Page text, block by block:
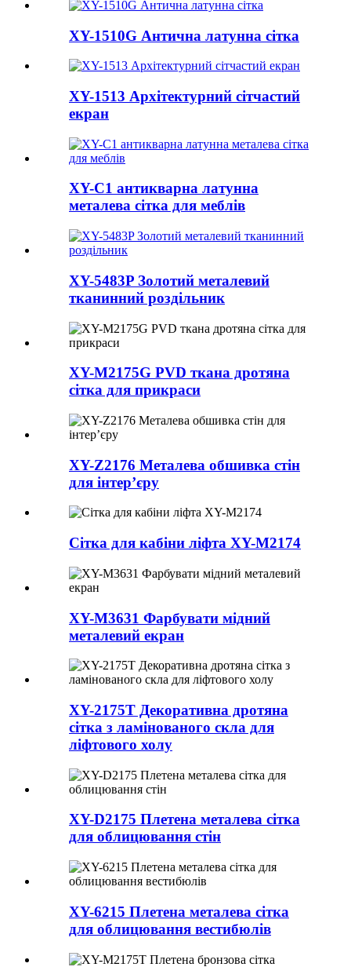
XY-1510G Антична латунна сітка
XY-1513 Архітектурний сітчастий
екран
XY-C1 антикварна латунна
металева сітка для меблів
XY-5483P Золотий металевий
тканинний роздільник
XY-M2175G PVD ткана дротяна
сітка для прикраси
XY-Z2176 Металева обшивка стін
для інтер’єру
Сітка для кабіни ліфта XY-M2174
XY-M3631 Фарбувати мідний
металевий екран
XY-2175T Декоративна дротяна
сітка з ламінованого скла для
ліфтового холу
XY-D2175 Плетена металева сітка
для облицювання стін
XY-6215 Плетена металева сітка
для облицювання вестибюлів